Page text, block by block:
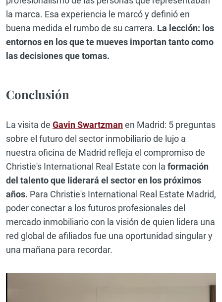
la marca. Esa experiencia le marcó y definió en
buena medida el rumbo de su carrera. La lección: los
entornos en los que te mueves importan tanto como
las decisiones que tomas.
Conclusión
La visita de Gavin Swartzmanen Madrid: 5 preguntas
sobre el futuro del sector inmobiliario de lujo a
nuestra oficina de Madrid refleja el compromiso de
Christie's International Real Estate con la formación
del talento que liderará el sector en los próximos
años. Para Christie's International Real Estate Madrid,
poder conectar a los futuros profesionales del
mercado inmobiliario con la visión de quien lidera una
red global de afiliados fue una oportunidad singular y
una mañana para recordar.